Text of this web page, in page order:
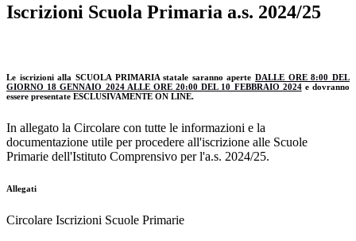
Iscrizioni Scuola Primaria a.s. 2024/25
Le iscrizioni alla SCUOLA PRIMARIA statale saranno aperteDALLE ORE 8:00 DEL
GIORNO 18 GENNAIO 2024 ALLE ORE 20:00 DEL 10 FEBBRAIO 2024 e dovranno
essere presentate ESCLUSIVAMENTE ON LINE.
In allegato la Circolare con tutte le informazioni e la
documentazione utile per procedere all'iscrizione alle Scuole
Primarie dell'Istituto Comprensivo per l'a.s. 2024/25.
Allegati
Circolare Iscrizioni Scuole Primarie